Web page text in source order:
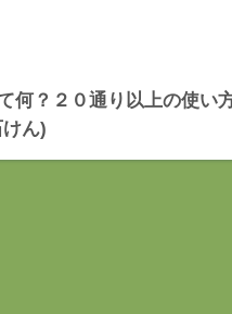
何？２０通り以上の使い
ん)